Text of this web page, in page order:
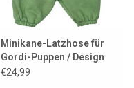
Minikane-Latzhose für
Gordi-Puppen / Design
Claudie und Molton-
€24,99